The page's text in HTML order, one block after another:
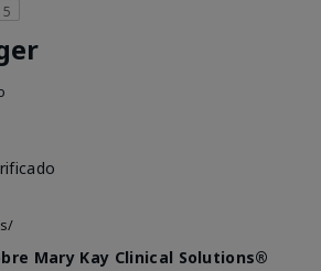
5
Mary Kay Clinical Solutions®